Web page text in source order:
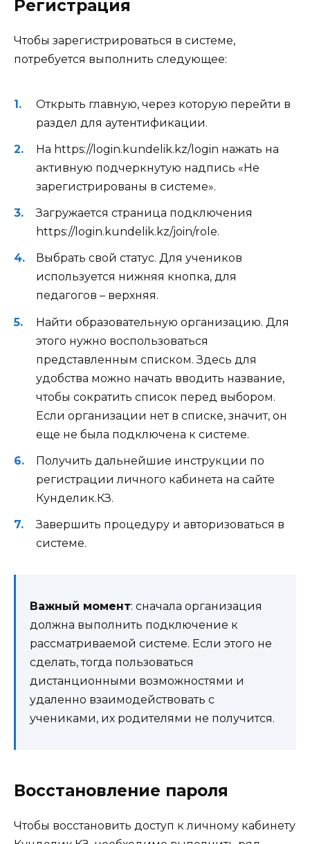
Регистрация
Чтобы зарегистрироваться в системе,
потребуется выполнить следующее:
Открыть главную, через которую перейти в
раздел для аутентификации.
На https://login.kundelik.kz/login нажать на
активную подчеркнутую надпись «Не
зарегистрированы в системе».
Загружается страница подключения
https://login.kundelik.kz/join/role.
Выбрать свой статус. Для учеников
используется нижняя кнопка, для
педагогов – верхняя.
Найти образовательную организацию. Для
этого нужно воспользоваться
представленным списком. Здесь для
удобства можно начать вводить название,
чтобы сократить список перед выбором.
Если организации нет в списке, значит, он
еще не была подключена к системе.
Получить дальнейшие инструкции по
регистрации личного кабинета на сайте
Кунделик.КЗ.
Завершить процедуру и авторизоваться в
системе.
Важный момент: сначала организация
должна выполнить подключение к
рассматриваемой системе. Если этого не
сделать, тогда пользоваться
дистанционными возможностями и
удаленно взаимодействовать с
учениками, их родителями не получится.
Восстановление пароля
Чтобы восстановить доступ к личному кабинету